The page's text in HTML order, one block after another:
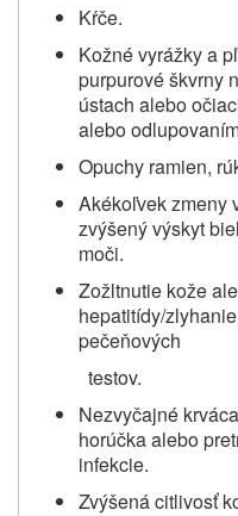
Kŕče.
Kožné vyrážky a
purpurové škvrny
ústach alebo
alebo
Opuchy ramien,
Akékoľvek zmeny
zvýšený výskyt
moči.
Zožltnutie kože
hepatitídy/
pečeňových
testov.
Nezvyčajné
horúčka alebo
infekcie.
Zvýšená citlivosť